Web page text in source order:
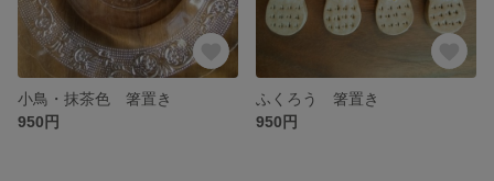
小鳥・抹茶色 箸置き
950円
ふくろう 箸置き
950円